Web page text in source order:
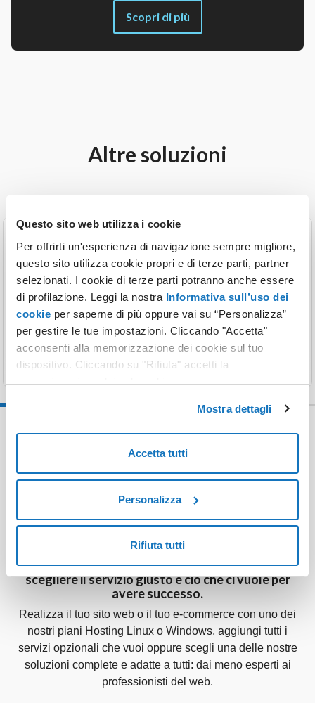
Questo sito web utilizza i cookie
Per offrirti un'esperienza di navigazione sempre migliore,
questo sito utilizza cookie propri e di terze parti, partner
selezionati. I cookie di terze parti potranno anche essere
di profilazione. Leggi la nostra Informativa sull’uso dei
cookie per saperne di più oppure vai su “Personalizza”
per gestire le tue impostazioni. Cliccando "Accetta"
acconsenti alla memorizzazione dei cookie sul tuo
dispositivo. Cliccando su "Rifiuta" accetti la
memorizzazione dei soli cookie necessari.
Mostra dettagli
Accetta tutti
Personalizza
Rifiuta tutti
Scopri di più
Altre soluzioni
Domini più venduti
Le estensioni preferite dei nostri clienti.
Scopri di più
Fai crescere il tuo progetto
online
L’acquisto di un dominio è solo il primo passo,
scegliere il servizio giusto è ciò che ci vuole per
avere successo.
Realizza il tuo sito web o il tuo e-commerce con uno dei
nostri piani Hosting Linux o Windows, aggiungi tutti i
servizi opzionali che vuoi oppure scegli una delle nostre
soluzioni complete e adatte a tutti: dai meno esperti ai
professionisti del web.